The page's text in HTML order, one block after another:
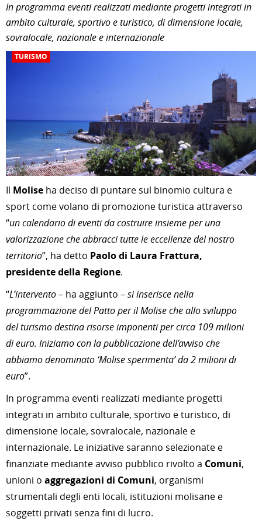
In programma eventi realizzati mediante progetti integrati in
ambito culturale, sportivo e turistico, di dimensione locale,
sovralocale, nazionale e internazionale
TURISMO
Il Molise ha deciso di puntare sul binomio cultura e
sport come volano di promozione turistica attraverso
“un calendario di eventi da costruire insieme per una
valorizzazione che abbracci tutte le eccellenze del nostro
territorio”, ha detto Paolo di Laura Frattura,
presidente della Regione.
“L’intervento– ha aggiunto –si inserisce nella
programmazione del Patto per il Molise che allo sviluppo
del turismo destina risorse imponenti per circa 109 milioni
di euro. Iniziamo con la pubblicazione dell’avviso che
abbiamo denominato ‘Molise sperimenta’ da 2 milioni di
euro”.
In programma eventi realizzati mediante progetti
integrati in ambito culturale, sportivo e turistico, di
dimensione locale, sovralocale, nazionale e
internazionale. Le iniziative saranno selezionate e
finanziate mediante avviso pubblico rivolto a Comuni,
unioni o aggregazioni di Comuni, organismi
strumentali degli enti locali, istituzioni molisane e
soggetti privati senza fini di lucro.